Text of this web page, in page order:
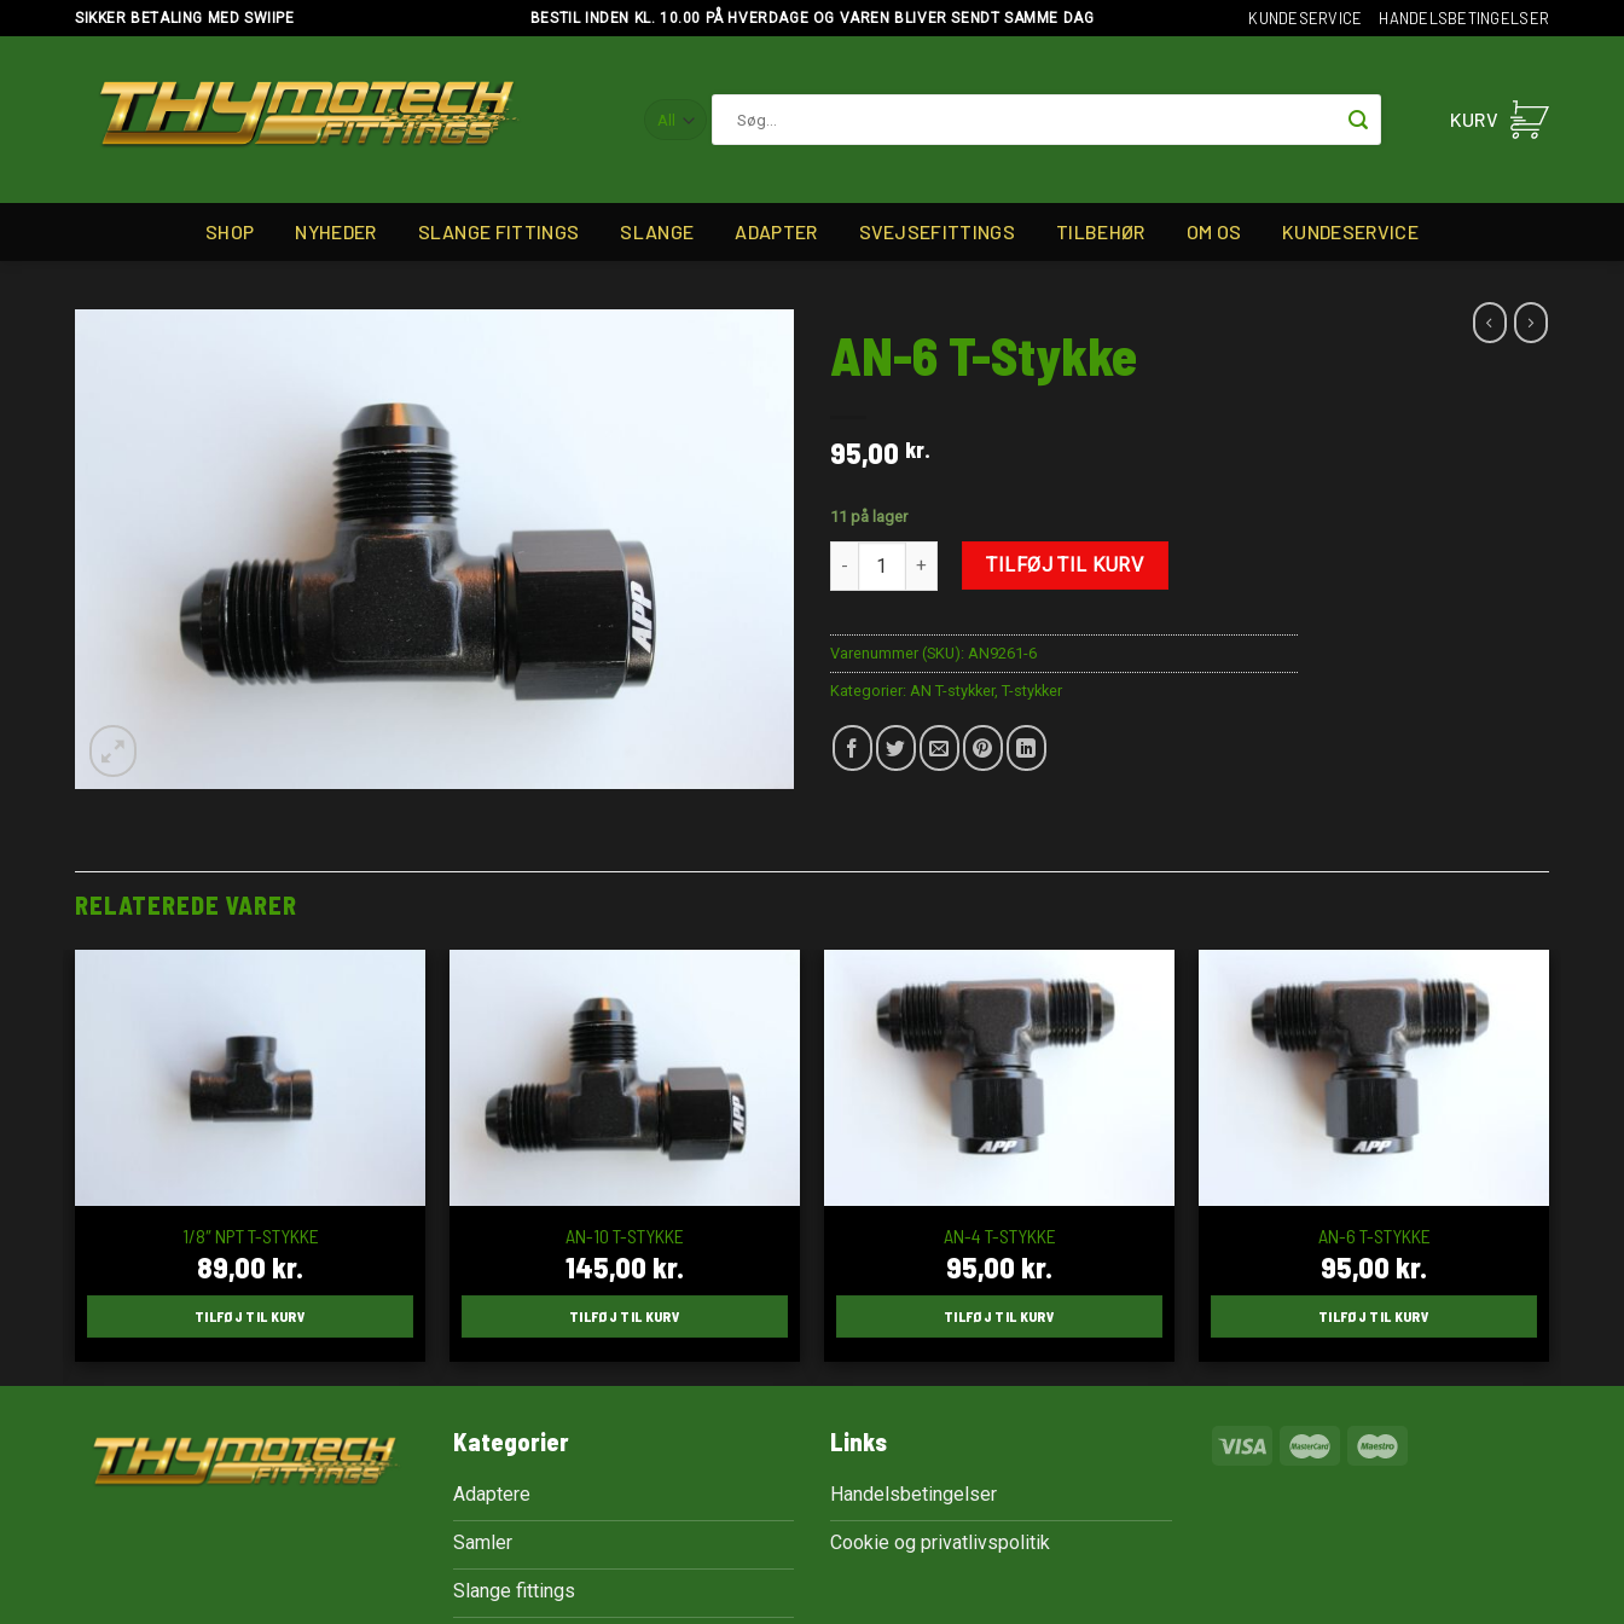
to
SIKKER BETALING MED SWIIPE BESTIL INDEN KL. 10.00 PÅ HVERDAGE OG VAREN BLIVER SENDT SAMME DAG KUNDESERVICE HANDELSBETINGELSER
efter:
KURV
SHOP NYHEDER SLANGE FITTINGS SLANGE ADAPTER SVEJSEFITTINGS TILBEHØR OM OS KUNDESERVICE
AN-6 T-Stykke
95,00 kr.
11 på lager
AN-6 T-Stykke antal TILFØJ TIL KURV
Varenummer (SKU): AN9261-6
Kategorier: AN T-stykker, T-stykker
RELATEREDE VARER
1/8″ NPT T-STYKKE
89,00 kr.
TILFØJ TIL KURV
AN-10 T-STYKKE
145,00 kr.
TILFØJ TIL KURV
AN-4 T-STYKKE
95,00 kr.
TILFØJ TIL KURV
AN-6 T-STYKKE
95,00 kr.
TILFØJ TIL KURV
Kategorier
Adaptere
Samler
Slange fittings
Links
Handelsbetingelser
Cookie og privatlivspolitik